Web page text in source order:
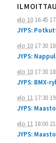
elo 1016:45
JYPS:
elo 1017:30
JYPS:
elo 1017:30
JYPS: BMX-
elo 1117:30
JYPS:
elo 1118:00
JYPS: